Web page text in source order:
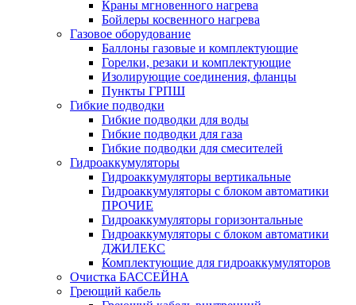
Краны мгновенного нагрева
Бойлеры косвенного нагрева
Газовое оборудование
Баллоны газовые и комплектующие
Горелки, резаки и комплектующие
Изолирующие соединения, фланцы
Пункты ГРПШ
Гибкие подводки
Гибкие подводки для воды
Гибкие подводки для газа
Гибкие подводки для смесителей
Гидроаккумуляторы
Гидроаккумуляторы вертикальные
Гидроаккумуляторы с блоком автоматики
ПРОЧИЕ
Гидроаккумуляторы горизонтальные
Гидроаккумуляторы с блоком автоматики
ДЖИЛЕКС
Комплектующие для гидроаккумуляторов
Очистка БАССЕЙНА
Греющий кабель